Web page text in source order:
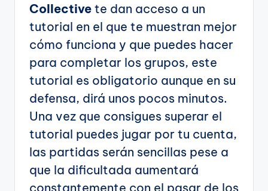
Collective te dan acceso a un
tutorial en el que te muestran mejor
cómo funciona y que puedes hacer
para completar los grupos, este
tutorial es obligatorio aunque en su
defensa, dirá unos pocos minutos.
Una vez que consigues superar el
tutorial puedes jugar por tu cuenta,
las partidas serán sencillas pese a
que la dificultada aumentará
constantemente con el pasar de los